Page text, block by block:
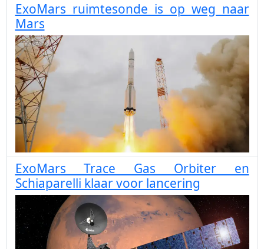
ExoMars ruimtesonde is op weg naar
Mars
ExoMars Trace Gas Orbiter en
Schiaparelli klaar voor lancering